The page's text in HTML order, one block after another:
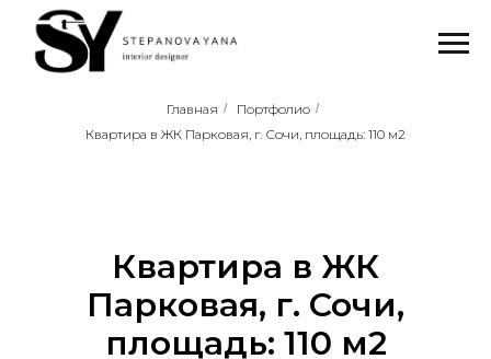
Главная / Портфолио /
Квартира в ЖК Парковая, г. Сочи, площадь: 110 м2
Квартира в ЖК
Парковая, г. Сочи,
площадь: 110 м2